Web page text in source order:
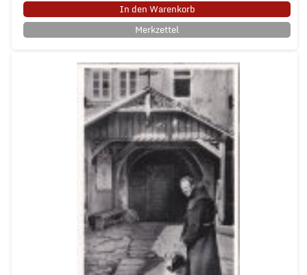
In den Warenkorb
Merkzettel